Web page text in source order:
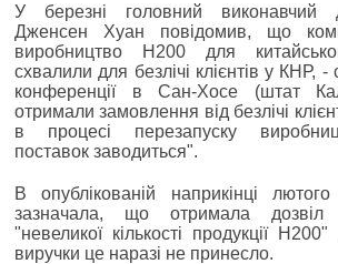
У березні головний виконавчий
Дженсен Хуан повідомив, що
виробництво H200 для
схвалили для безлічі клієнтів у КНР, -
конференції в Сан-Хосе (штат
отримали замовлення від безлічі
в процесі перезапуску
поставок заводиться".
В опублікованій наприкінці лютого
зазначала, що отримала дозвіл
"невеликої кількості продукції
виручки це наразі не принесло.